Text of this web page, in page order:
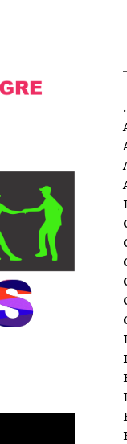
.